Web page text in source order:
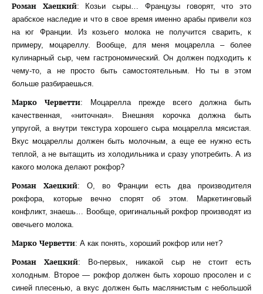
Роман Хаецкий: Козьи сыры… Французы говорят, что это
арабское наследие и что в свое время именно арабы привели коз
на юг Франции. Из козьего молока не получится сварить, к
примеру, моцареллу. Вообще, для меня моцарелла – более
кулинарный сыр, чем гастрономический. Он должен подходить к
чему-то, а не просто быть самостоятельным. Но ты в этом
больше разбираешься.
Марко Черветти: Моцарелла прежде всего должна быть
качественная, «ниточная». Внешняя корочка должна быть
упругой, а внутри текстура хорошего сыра моцарелла мясистая.
Вкус моцареллы должен быть молочным, а еще ее нужно есть
теплой, а не вытащить из холодильника и сразу употребить. А из
какого молока делают рокфор?
Роман Хаецкий: О, во Франции есть два производителя
рокфора, которые вечно спорят об этом. Маркетинговый
конфликт, знаешь… Вообще, оригинальный рокфор производят из
овечьего молока.
Марко Черветти: А как понять, хороший рокфор или нет?
Роман Хаецкий: Во-первых, никакой сыр не стоит есть
холодным. Второе — рокфор должен быть хорошо просолен и с
синей плесенью, а вкус должен быть маслянистым с небольшой